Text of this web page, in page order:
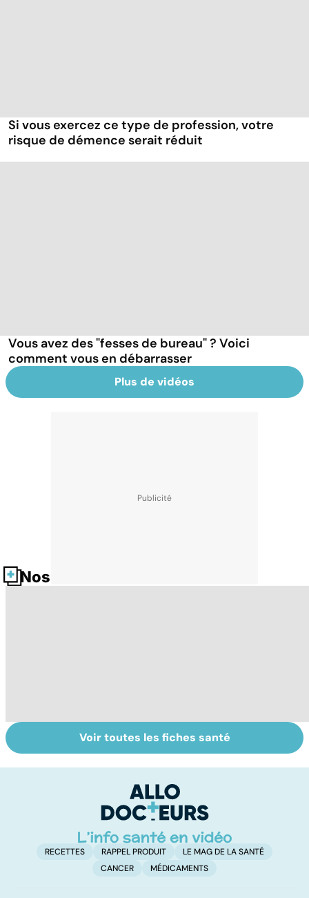
Si vous exercez ce type de profession, votre
risque de démence serait réduit
Vous avez des "fesses de bureau" ? Voici
comment vous en débarrasser
Plus de vidéos
Nos fiches santé
Burn-out :
l'épuisement
Faire du sport à
domicile, c'est
Voir toutes les fiches santé
RECETTES RAPPEL PRODUIT
LE MAG DE LA SANTÉ
CANCER
MÉDICAMENTS